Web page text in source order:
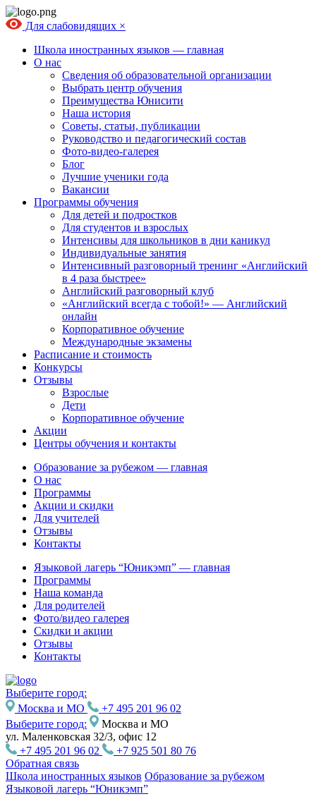
Для слабовидящих ×
Школа иностранных языков — главная
О нас
Сведения об образовательной организации
Выбрать центр обучения
Преимущества Юнисити
Наша история
Советы, статьи, публикации
Руководство и педагогический состав
Фото-видео-галерея
Блог
Лучшие ученики года
Вакансии
Программы обучения
Для детей и подростков
Для студентов и взрослых
Интенсивы для школьников в дни каникул
Индивидуальные занятия
Интенсивный разговорный тренинг «Английский
в 4 раза быстрее»
Английский разговорный клуб
«Английский всегда с тобой!» — Английский
онлайн
Корпоративное обучение
Международные экзамены
Расписание и стоимость
Конкурсы
Отзывы
Взрослые
Дети
Корпоративное обучение
Акции
Центры обучения и контакты
Образование за рубежом — главная
О нас
Программы
Акции и скидки
Для учителей
Отзывы
Контакты
Языковой лагерь “Юникэмп” — главная
Программы
Наша команда
Для родителей
Фото/видео галерея
Скидки и акции
Отзывы
Контакты
Выберите город:
Москва и МО
+7 495 201 96 02
Выберите город:
Москва и МО
ул. Маленковская 32/3, офис 12
+7 495 201 96 02
+7 925 501 80 76
Обратная связь
Школа иностранных языков Образование за рубежом
Языковой лагерь “Юникэмп”